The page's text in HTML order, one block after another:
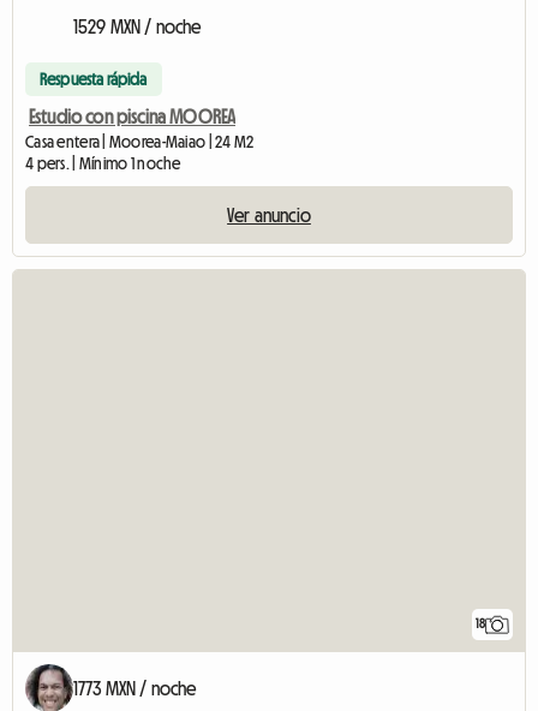
1529 MXN / noche
Respuesta rápida
Estudio con piscina MOOREA
Casa entera | Moorea-Maiao | 24 M2
4 pers. | Mínimo 1 noche
Ver anuncio
18
1773 MXN / noche